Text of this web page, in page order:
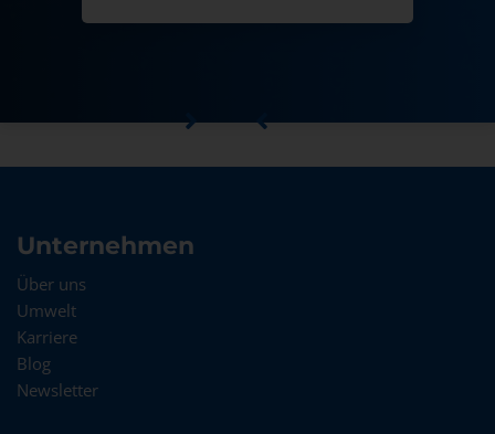
Unternehmen
Über uns
Umwelt
Karriere
Blog
Newsletter